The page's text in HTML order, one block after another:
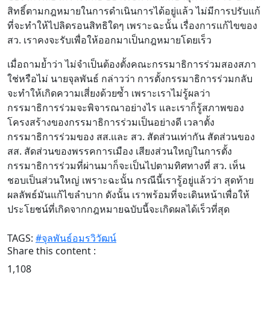
สิทธิ์ตามกฎหมายในการดำเนินการได้อยู่แล้ว ไม่มีการปรับแก้
ที่จะทำให้ไปลิดรอนสิทธิใดๆ เพราะฉะนั้น เรื่องการแก้ไขของ
สว. เราคงจะรับเพื่อให้ออกมาเป็นกฎหมายโดยเร็ว
เมื่อถามย้ำว่า ไม่จำเป็นต้องตั้งคณะกรรมาธิการร่วมสองสภา
ใช่หรือไม่ นายจุลพันธ์ กล่าวว่า การตั้งกรรมาธิการร่วมกลับ
จะทำให้เกิดความเสี่ยงด้วยซ้ำ เพราะเราไม่รู้ผลว่า
กรรมาธิการร่วมจะพิจารณาอย่างไร และเราก็รู้สภาพของ
โครงสร้างของกรรมาธิการร่วมเป็นอย่างดี เวลาตั้ง
กรรมาธิการร่วมของ สส.และ สว. สัดส่วนเท่ากัน สัดส่วนของ
สส. สัดส่วนของพรรคการเมือง เสียงส่วนใหญ่ในการตั้ง
กรรมาธิการร่วมที่ผ่านมาก็จะเป็นไปตามทิศทางที่ สว. เห็น
ชอบเป็นส่วนใหญ่ เพราะฉะนั้น กรณีนี้เรารู้อยู่แล้วว่า สุดท้าย
ผลลัพธ์มันแก้ไขลำบาก ดังนั้น เราพร้อมที่จะเดินหน้าเพื่อให้
ประโยชน์ที่เกิดจากกฎหมายฉบับนี้จะเกิดผลได้เร็วที่สุด
TAGS: #จุลพันธ์อมรวิวัฒน์
Share this content :
1,108